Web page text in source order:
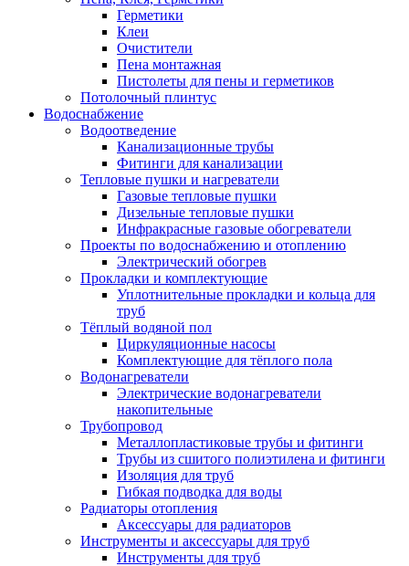
Герметики
Клеи
Очистители
Пена монтажная
Пистолеты для пены и герметиков
Потолочный плинтус
Водоснабжение
Водоотведение
Канализационные трубы
Фитинги для канализации
Тепловые пушки и нагреватели
Газовые тепловые пушки
Дизельные тепловые пушки
Инфракрасные газовые обогреватели
Проекты по водоснабжению и отоплению
Электрический обогрев
Прокладки и комплектующие
Уплотнительные прокладки и кольца для
труб
Тёплый водяной пол
Циркуляционные насосы
Комплектующие для тёплого пола
Водонагреватели
Электрические водонагреватели
накопительные
Трубопровод
Металлопластиковые трубы и фитинги
Трубы из сшитого полиэтилена и фитинги
Изоляция для труб
Гибкая подводка для воды
Радиаторы отопления
Аксессуары для радиаторов
Инструменты и аксессуары для труб
Инструменты для труб